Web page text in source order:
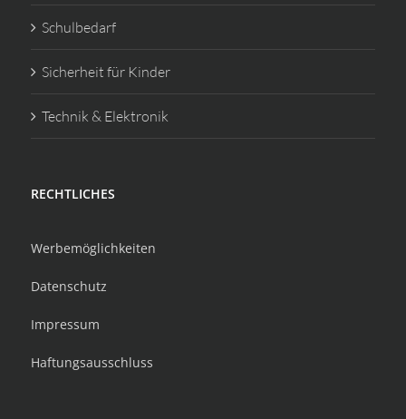
Schulbedarf
Sicherheit für Kinder
Technik & Elektronik
RECHTLICHES
Werbemöglichkeiten
Datenschutz
Impressum
Haftungsausschluss